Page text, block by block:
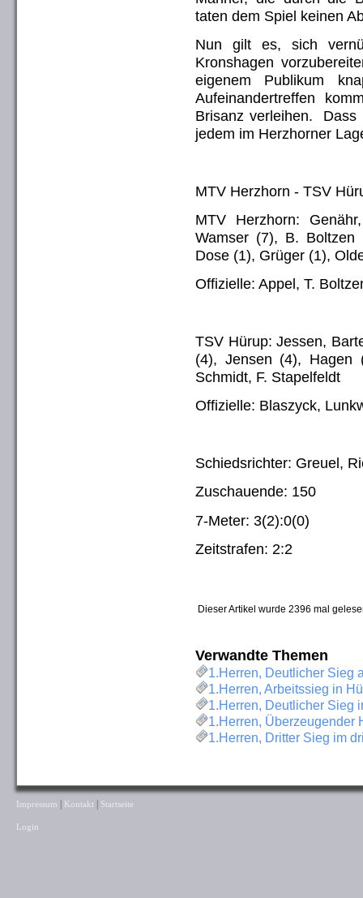
taten dem Spiel keinen
Nun gilt es, sich
Kronshagen
eigenem Publikum
Aufeinandertreffen
Brisanz verleihen. Dass
jedem im Herzhorner
MTV Herzhorn - TSV
MTV Herzhorn:
Wamser (7), B.
Dose (1), Grüger (1),
Offizielle: Appel, T.
TSV Hürup: Jessen,
(4), Jensen (4), Hagen
Schmidt, F. Stapelfeldt
Offizielle: Blaszyck,
Schiedsrichter: Greuel,
Zuschauende: 150
7-Meter: 3(2):0(0)
Zeitstrafen: 2:2
Dieser Artikel wurde 2396 mal
Verwandte Themen
1.Herren, Deutlicher Sieg
1.Herren, Arbeitssieg in
1.Herren, Deutlicher Sieg
1.Herren, Überzeugender
1.Herren, Dritter Sieg im
Impressum Kontakt Startseite
Login